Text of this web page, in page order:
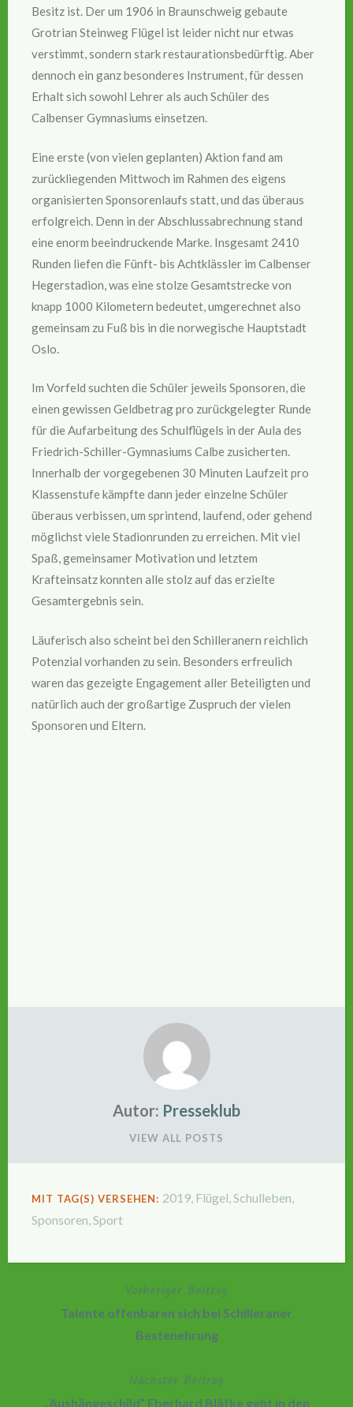
Besitz ist. Der um 1906 in Braunschweig gebaute
Grotrian Steinweg Flügel ist leider nicht nur etwas
verstimmt, sondern stark restaurationsbedürftig. Aber
dennoch ein ganz besonderes Instrument, für dessen
Erhalt sich sowohl Lehrer als auch Schüler des
Calbenser Gymnasiums einsetzen.
Eine erste (von vielen geplanten) Aktion fand am
zurückliegenden Mittwoch im Rahmen des eigens
organisierten Sponsorenlaufs statt, und das überaus
erfolgreich. Denn in der Abschlussabrechnung stand
eine enorm beeindruckende Marke. Insgesamt 2410
Runden liefen die Fünft- bis Achtklässler im Calbenser
Hegerstadion, was eine stolze Gesamtstrecke von
knapp 1000 Kilometern bedeutet, umgerechnet also
gemeinsam zu Fuß bis in die norwegische Hauptstadt
Oslo.
Im Vorfeld suchten die Schüler jeweils Sponsoren, die
einen gewissen Geldbetrag pro zurückgelegter Runde
für die Aufarbeitung des Schulflügels in der Aula des
Friedrich-Schiller-Gymnasiums Calbe zusicherten.
Innerhalb der vorgegebenen 30 Minuten Laufzeit pro
Klassenstufe kämpfte dann jeder einzelne Schüler
überaus verbissen, um sprintend, laufend, oder gehend
möglichst viele Stadionrunden zu erreichen. Mit viel
Spaß, gemeinsamer Motivation und letztem
Krafteinsatz konnten alle stolz auf das erzielte
Gesamtergebnis sein.
Läuferisch also scheint bei den Schilleranern reichlich
Potenzial vorhanden zu sein. Besonders erfreulich
waren das gezeigte Engagement aller Beteiligten und
natürlich auch der großartige Zuspruch der vielen
Sponsoren und Eltern.
Autor: Presseklub
VIEW ALL POSTS
MIT TAG(S) VERSEHEN: 2019 Flügel Schulleben
Sponsoren Sport
BeitragsnavigationVorheriger Beitrag
Talente offenbaren sich bei Schilleraner
Bestenehrung
Nächster Beitrag
„Aushängeschild“ Eberhard Blätke geht in den